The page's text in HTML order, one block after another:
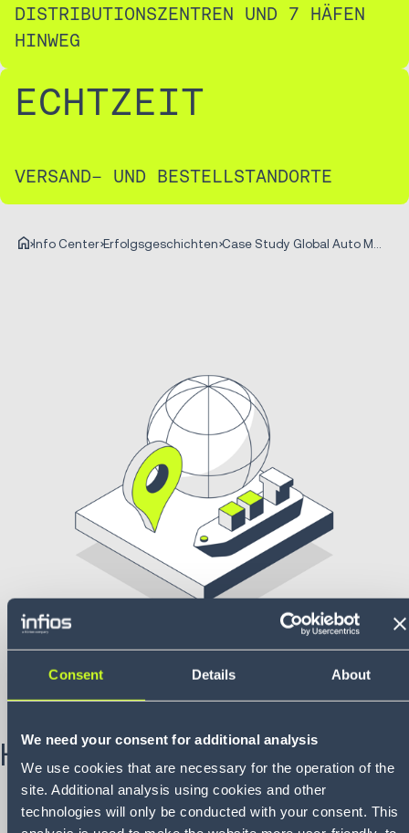
Consent Details About
We need your consent for additional analysis
We use cookies that are necessary for the operation of the
site. Additional analysis using cookies and other
technologies will only be conducted with your consent. This
DISTRIBUTIONSZENTREN UND 7 HÄFEN
HINWEG
ECHTZEIT
VERSAND- UND BESTELLSTANDORTE
Info Center Erfolgsgeschichten
Herausforderung
Mangelnde Transparenz:Einer der sechs größten
Automobilhersteller weltweit hatte Schwierigkeiten,